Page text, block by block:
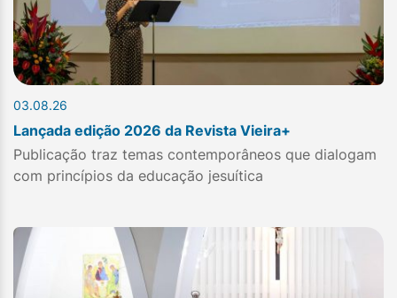
03.08.26
Lançada edição 2026 da Revista Vieira+
Publicação traz temas contemporâneos que dialogam
com princípios da educação jesuítica